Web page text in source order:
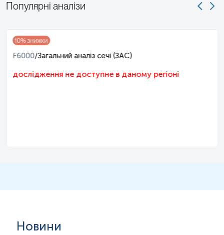
Популярні аналізи
10% знижки
F6000/Загальний аналіз сечі (ЗАС)
дослідження не доступне в даному регіоні
Новини